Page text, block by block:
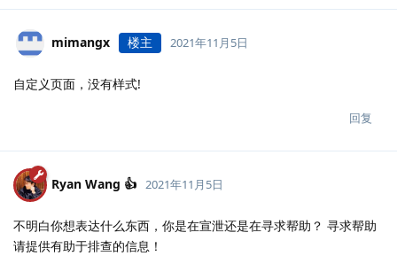
mimangx 楼主 2021年11月5日
自定义页面，没有样式!
回复
Ryan Wang 👍 2021年11月5日
不明白你想表达什么东西，你是在宣泄还是在寻求帮助？ 寻求帮助
请提供有助于排查的信息！